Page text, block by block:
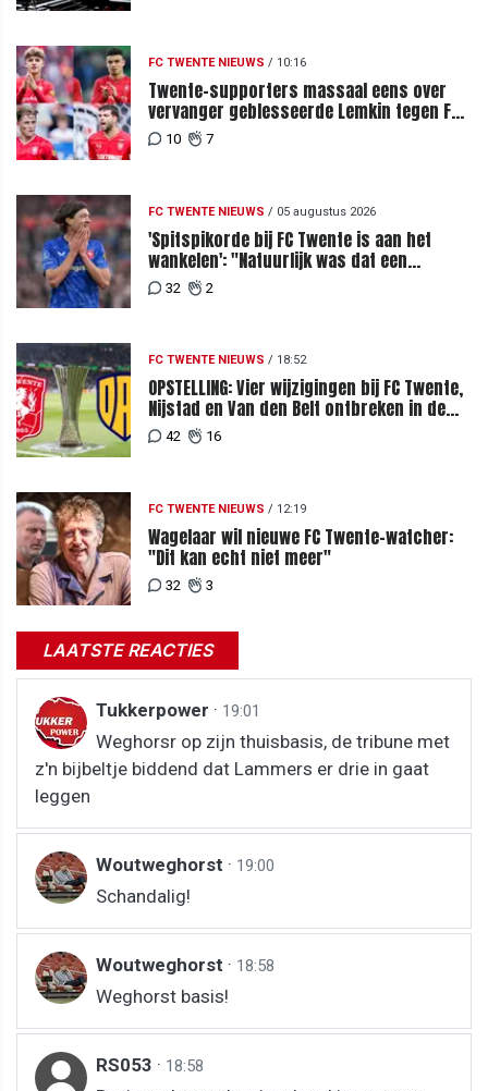
FC TWENTE NIEUWS / 10:16
Twente-supporters massaal eens over
vervanger geblesseerde Lemkin tegen FC
DAC 04
10 7
FC TWENTE NIEUWS / 05 augustus 2026
'Spitspikorde bij FC Twente is aan het
wankelen': "Natuurlijk was dat een
signaal"
32 2
FC TWENTE NIEUWS / 18:52
OPSTELLING: Vier wijzigingen bij FC Twente,
Nijstad en Van den Belt ontbreken in de
basis
42 16
FC TWENTE NIEUWS / 12:19
Wagelaar wil nieuwe FC Twente-watcher:
"Dit kan echt niet meer"
32 3
LAATSTE REACTIES
Tukkerpower · 19:01
Weghorsr op zijn thuisbasis, de tribune met
z'n bijbeltje biddend dat Lammers er drie in gaat
leggen
Woutweghorst · 19:00
Schandalig!
Woutweghorst · 18:58
Weghorst basis!
RS053 · 18:58